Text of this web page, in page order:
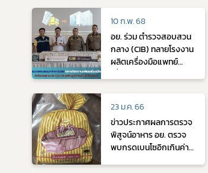
10 ก.พ. 68
อย. ร่วม ตำรวจสอบสวน
กลาง (CIB) ทลายโรงงาน
ผลิตเครื่องมือแพทย์
23 ม.ค. 66
ข่าวประกาศผลการตรวจ
พิสูจน์อาหาร อย. ตรวจ
พบกรดเบนโซอิกเกินค่า